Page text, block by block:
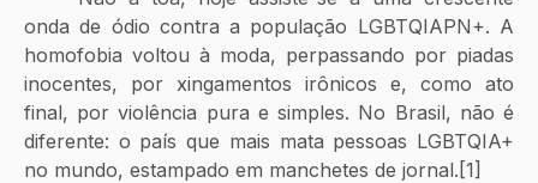
onda de ódio contra a população LGBTQIAPN+. A
homofobia voltou à moda, perpassando por piadas
inocentes, por xingamentos irônicos e, como ato
final, por violência pura e simples. No Brasil, não é
diferente: o país que mais mata pessoas LGBTQIA+
no mundo, estampado em manchetes de jornal.[1]